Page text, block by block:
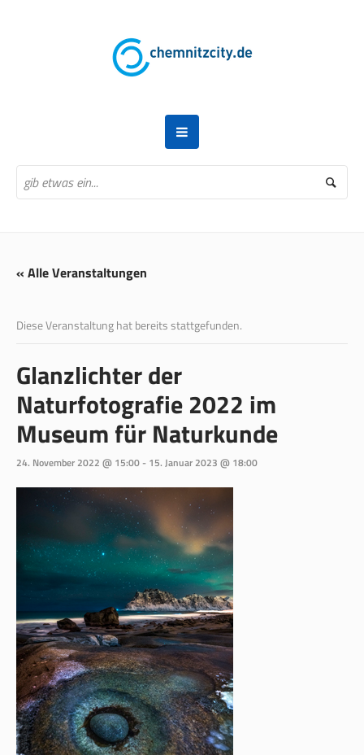
« Alle Veranstaltungen
Diese Veranstaltung hat bereits stattgefunden.
Glanzlichter der
Naturfotografie 2022 im
Museum für Naturkunde
24. November 2022 @ 15:00- 15. Januar 2023 @ 18:00